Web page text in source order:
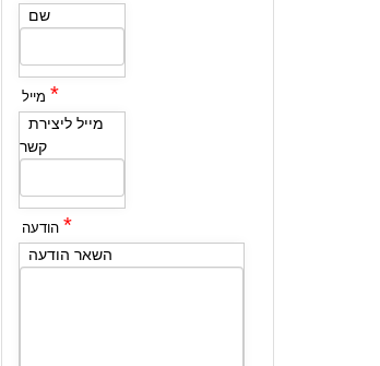
שם
*
מייל ליצירת
קשר
*
השאר הודעה